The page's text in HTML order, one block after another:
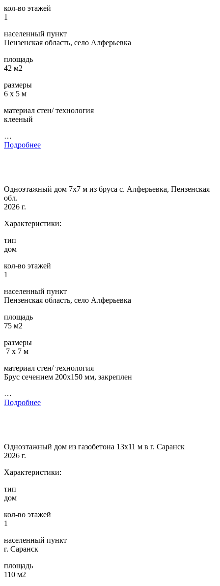
кол-во этажей
1
населенный пункт
Пензенская область, село Алферьевка
площадь
42 м2
размеры
6 х 5 м
материал стен/ технология
клееный
…
Подробнее
Одноэтажный дом 7х7 м из бруса с. Алферьевка, Пензенская
обл.
2026 г.
Характеристики:
тип
дом
кол-во этажей
1
населенный пункт
Пензенская область, село Алферьевка
площадь
75 м2
размеры
7 х 7 м
материал стен/ технология
Брус сечением 200х150 мм, закреплен
…
Подробнее
Одноэтажный дом из газобетона 13х11 м в г. Саранск
2026 г.
Характеристики:
тип
дом
кол-во этажей
1
населенный пункт
г. Саранск
площадь
110 м2